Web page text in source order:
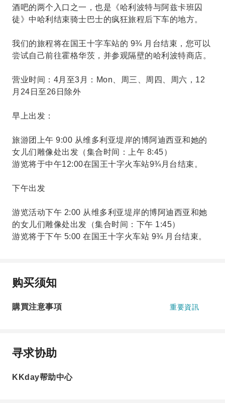
酒吧的两个入口之一，也是《哈利波特与阿兹卡班囚
徒》中哈利结束骑士巴士的疯狂旅程后下车的地方。
我们的旅程将在国王十字车站的 9¾ 月台结束，您可以
尝试自己前往霍格华茨，并参观隔壁的哈利波特商店。
营业时间：4月至3月：Mon、周三、周四、周六，12
月24日至26日除外
早上出发：
旅游团上午 9:00 从维多利亚堤岸的博阿迪西亚和她的
女儿们雕像处出发（集合时间：上午 8:45）
游览将于中午12:00在国王十字火车站9¾月台结束。
下午出发
游览活动下午 2:00 从维多利亚堤岸的博阿迪西亚和她
的女儿们雕像处出发（集合时间：下午 1:45）
游览将于下午 5:00 在国王十字火车站 9¾ 月台结束。
购买须知
購買注意事項 重要資訊
寻求协助
KKday帮助中心